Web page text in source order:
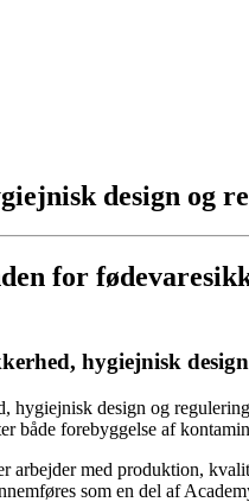
design og
for
hygiejnisk
hygiejnisk design og
både forebyggelse af
arbejder med produktion,
som en del af